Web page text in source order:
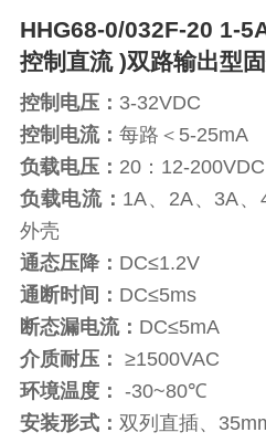
HHG68-0/032F-20 1-
控制直流 )双路输出型
控制电压： 3-32VDC
控制电流： 每路＜5-25mA
负载电压： 20：12-200VDC
负载电流： 1A、2A、3A
外壳
通态压降： DC≤1.2V
通断时间： DC≤5ms
断态漏电流： DC≤5mA
介质耐压： ≥1500VAC
环境温度： -30~80℃
安装形式： 双列直插、